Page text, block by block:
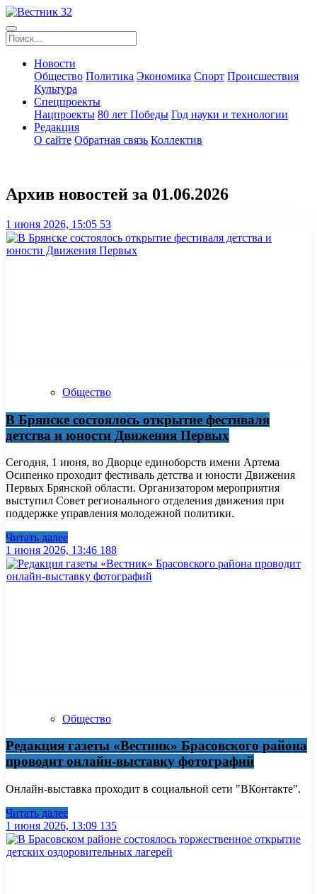
Новости
Общество Политика Экономика Спорт Происшествия
Культура
Спецпроекты
Нацпроекты 80 лет Победы Год науки и технологии
Редакция
О сайте Обратная связь Коллектив
Архив новостей за 01.06.2026
1 июня 2026, 15:05 53
Общество
В Брянске состоялось открытие фестиваля
детства и юности Движения Первых
Сегодня, 1 июня, во Дворце единоборств имени Артема
Осипенко проходит фестиваль детства и юности Движения
Первых Брянской области. Организатором мероприятия
выступил Совет регионального отделения движения при
поддержке управления молодежной политики.
Читать далее
1 июня 2026, 13:46 188
Общество
Редакция газеты «Вестник» Брасовского района
проводит онлайн-выставку фотографий
Онлайн-выставка проходит в социальной сети "ВКонтакте".
Читать далее
1 июня 2026, 13:09 135